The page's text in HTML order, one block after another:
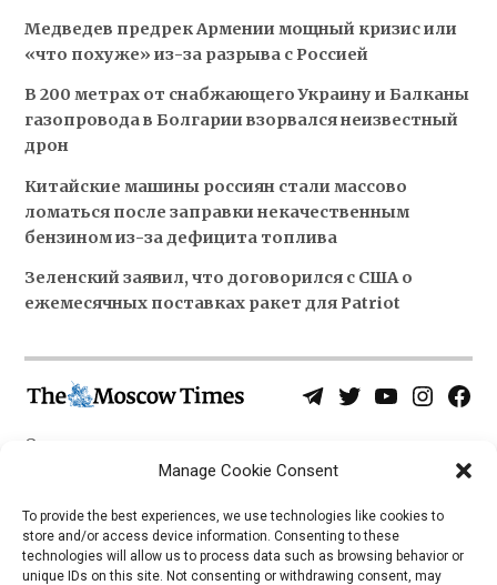
Manage Cookie Consent
To provide the best experiences, we use technologies like cookies to
store and/or access device information. Consenting to these
technologies will allow us to process data such as browsing behavior or
unique IDs on this site. Not consenting or withdrawing consent, may
Медведев предрек Армении мощный кризис или
«что похуже» из-за разрыва с Россией
В 200 метрах от снабжающего Украину и Балканы
газопровода в Болгарии взорвался неизвестный
дрон
Китайские машины россиян стали массово
ломаться после заправки некачественным
бензином из-за дефицита топлива
Зеленский заявил, что договорился с США о
ежемесячных поставках ракет для Patriot
Telegram
TwitterYouTubeInstagram
О нас
Политика конфиденциальности
iOS
Android